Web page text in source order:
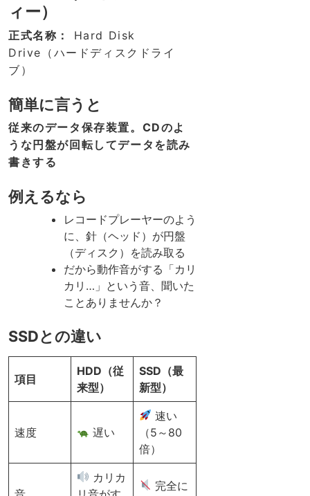
ィー）
正式名称：
Hard Disk
Drive（ハードディスクドライ
ブ）
簡単に言うと
従来のデータ保存装置。CDのよ
うな円盤が回転してデータを読み
書きする
例えるなら
レコードプレーヤーのよう
に、針（ヘッド）が円盤
（ディスク）を読み取る
だから動作音がする「カリ
カリ…」という音、聞いた
ことありませんか？
SSDとの違い
項目
HDD（従
来型）
SSD（最
新型）
速度 遅い
速い
（5～80
倍）
カリカ
完全に